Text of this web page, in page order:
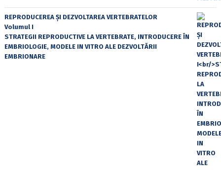
REPRODUCEREA ȘI DEZVOLTAREA VERTEBRATELOR
Volumul I
STRATEGII REPRODUCTIVE LA VERTEBRATE, INTRODUCERE ÎN
EMBRIOLOGIE, MODELE IN VITRO ALE DEZVOLTĂRII
EMBRIONARE